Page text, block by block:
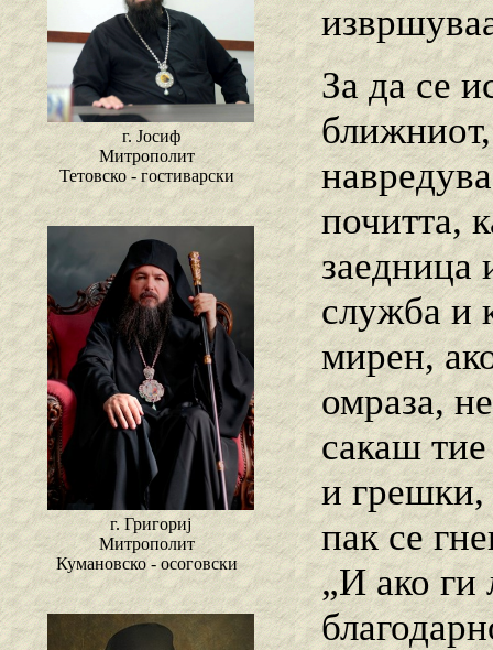
г. Јосиф
Митрополит
Тетовско - гостиварски
г. Григориј
Митрополит
Кумановско - осоговски
За да се
почитта,
заедница
служба и
мирен,
омраза,
сакаш
и грешки,
пак се
„И ако ги